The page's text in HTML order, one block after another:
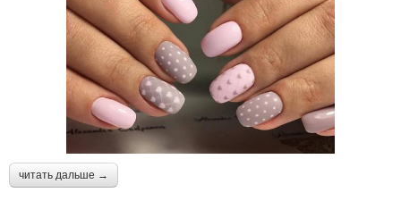
читать дальше →